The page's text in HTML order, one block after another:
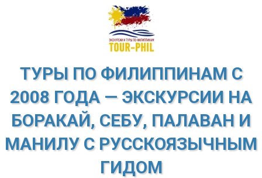
ТУРЫ ПО ФИЛИППИНАМ С
2008 ГОДА — ЭКСКУРСИИ НА
БОРАКАЙ, СЕБУ, ПАЛАВАН И
МАНИЛУ С РУССКОЯЗЫЧНЫМ
ГИДОМ